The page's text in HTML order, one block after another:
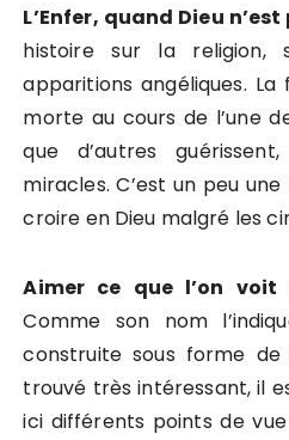
L’Enfer, quand Dieu
histoire sur la religion,
apparitions angéliques.
morte au cours de l’une
que d’autres
miracles. C’est un peu
croire en Dieu malgré les
Aimer ce que l’on
Comme son nom
construite sous forme de
trouvé très intéressant, il
ici différents points de